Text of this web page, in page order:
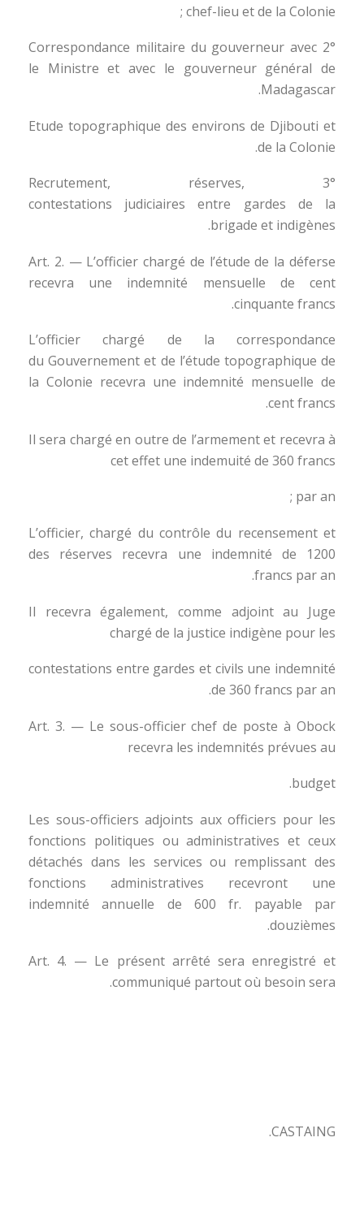
chef-lieu et de la Colonie ;
2° Correspondance militaire du gouverneur avec
le Ministre et avec le gouverneur général de
Madagascar.
Etude topographique des environs de Djibouti et
de la Colonie.
3° Recrutement, réserves,
contestations judiciaires entre gardes de la
brigade et indigènes.
Art. 2. — L’officier chargé de l’étude de la déferse
recevra une indemnité mensuelle de cent
cinquante francs.
L’officier chargé de la correspondance
du Gouvernement et de l’étude topographique de
la Colonie recevra une indemnité mensuelle de
cent francs.
Il sera chargé en outre de l’armement et recevra à
cet effet une indemuité de 360 francs
par an ;
L’officier, chargé du contrôle du recensement et
des réserves recevra une indemnité de 1200
francs par an.
Il recevra également, comme adjoint au Juge
chargé de la justice indigène pour les
contestations entre gardes et civils une indemnité
de 360 francs par an.
Art. 3. — Le sous-officier chef de poste à Obock
recevra les indemnités prévues au
budget.
Les sous-officiers adjoints aux officiers pour les
fonctions politiques ou administratives et ceux
détachés dans les services ou remplissant des
fonctions administratives recevront une
indemnité annuelle de 600 fr. payable par
douzièmes.
Art. 4. — Le présent arrêté sera enregistré et
communiqué partout où besoin sera.
CASTAING.